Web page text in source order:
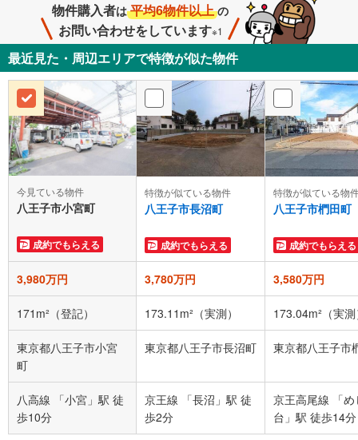
物件購入者は 平均6物件以上 の
お問い合わせをしています※1
最近見た・周辺エリアで特徴が似た物件
今見ている物件
八王子市小宮町
成約でもらえる
特徴が似ている物件
八王子市長沼町
成約でもらえる
特徴が似ている物
八王子市椚田町
成約でもらえる
3,980万円 3,780万円 3,580万円
171m²（登記） 173.11m²（実測） 173.04m²（実
東京都八王子市小宮
町
東京都八王子市長沼町 東京都八王子市
八高線 「小宮」駅 徒
歩10分
京王線 「長沼」駅 徒
歩2分
京王高尾線 「め
台」駅 徒歩14分